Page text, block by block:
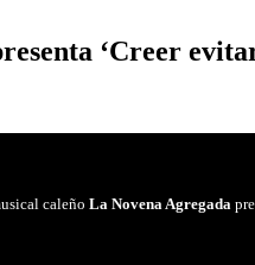
‘Creer
caleño La Novena Agregada